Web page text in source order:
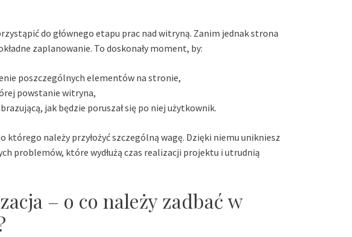
do głównego etapu prac nad witryną. Zanim jednak strona
zaplanowanie. To doskonały moment, by:
poszczególnych elementów na stronie,
powstanie witryna,
jak będzie poruszał się po niej użytkownik.
którego należy przyłożyć szczególną wagę. Dzięki niemu unikniesz
problemów, które wydłużą czas realizacji projektu i utrudnią
– o co należy zadbać w